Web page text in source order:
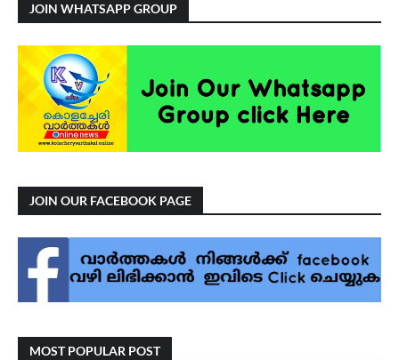
JOIN WHATSAPP GROUP
JOIN OUR FACEBOOK PAGE
MOST POPULAR POST